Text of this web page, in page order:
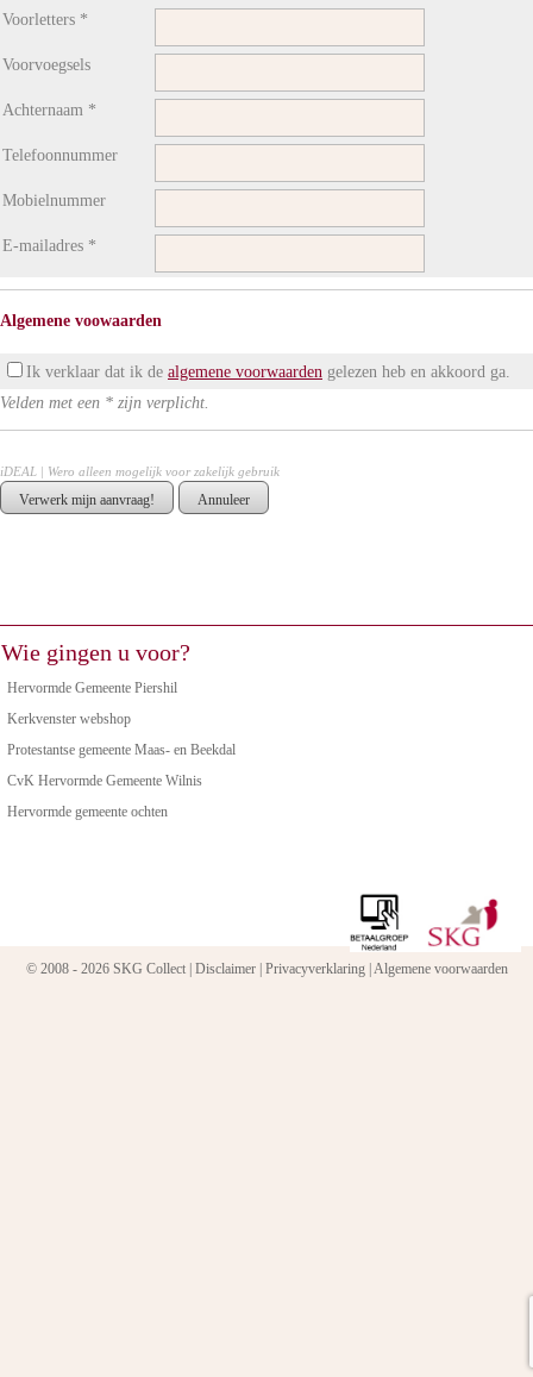
Voorletters *
Voorvoegsels
Achternaam *
Telefoonnummer
Mobielnummer
E-mailadres *
Algemene voowaarden
Ik verklaar dat ik de algemene voorwaarden gelezen heb en akkoord ga.
Velden met een * zijn verplicht.
iDEAL | Wero alleen mogelijk voor zakelijk gebruik
Wie gingen u voor?
Hervormde Gemeente Piershil
Kerkvenster webshop
Protestantse gemeente Maas- en Beekdal
CvK Hervormde Gemeente Wilnis
Hervormde gemeente ochten
© 2008 - 2026 SKG Collect | Disclaimer| Privacyverklaring| Algemene voorwaarden